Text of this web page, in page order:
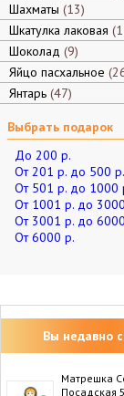
Шахматы 13
Шкатулка лаковая
Шоколад 9
Яйцо пасхальное
Янтарь 47
Выбрать подарок
До 200 р.
От 201 р. до 500 р.
От 501 р. до 1000
От 1001 р. до
От 3001 р. до
От 6000 р.
Вы недавно
Матрешка
Посадская